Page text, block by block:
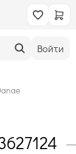
Войти